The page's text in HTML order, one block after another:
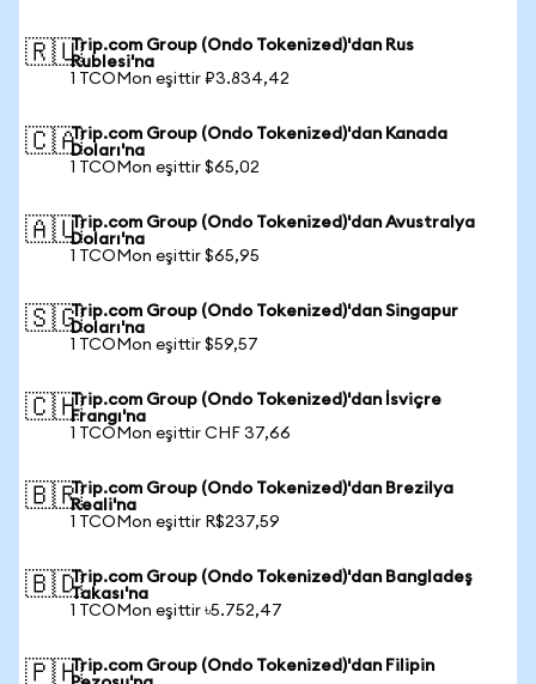
🇷🇺Trip.com Group (Ondo Tokenized)'dan Rus
Rublesi'na
1 TCOMon eşittir ₽3.834,42
🇨🇦Trip.com Group (Ondo Tokenized)'dan Kanada
Doları'na
1 TCOMon eşittir $65,02
🇦🇺Trip.com Group (Ondo Tokenized)'dan Avustralya
Doları'na
1 TCOMon eşittir $65,95
🇸🇬Trip.com Group (Ondo Tokenized)'dan Singapur
Doları'na
1 TCOMon eşittir $59,57
🇨🇭Trip.com Group (Ondo Tokenized)'dan İsviçre
Frangı'na
1 TCOMon eşittir CHF 37,66
🇧🇷Trip.com Group (Ondo Tokenized)'dan Brezilya
Reali'na
1 TCOMon eşittir R$237,59
🇧🇩Trip.com Group (Ondo Tokenized)'dan Bangladeş
Takası'na
1 TCOMon eşittir ৳5.752,47
🇵🇭Trip.com Group (Ondo Tokenized)'dan Filipin